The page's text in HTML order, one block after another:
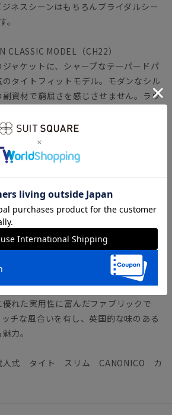
ネスシーンはもちろんブライダルシー
。
CLASSIC MODEL（CH22）
ャケットに、シャープなテーパードパ
タイトフィットモデル。モダンなシル
資材で窮屈さを感じさせません。ラウ
MODEL（モダンクラシック・モデ
ノニコ）
ラ地区にて創業の、イタリアを代表する
績から生地までを一貫して生産すること
たコストパフォーマンスを実現していま
配して生まれた絶妙な“21マイクロンウ
ティックトロピカル」。シワになりに
れた実用性に富んだファブリックで
チな風合いを有し、英国的な味のある
力。
式 タイト スリム CANONICO カ